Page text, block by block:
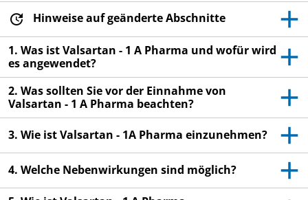
Wenn Sie weitere Fragen haben, wenden Sie sich
Dieses Arzneimittel wurde Ihnen persönlich
verschrieben. Geben Sie es nicht an Dritte weiter.
Es kann anderen Menschen schaden, auch wenn
diese die gleichen Beschwerden haben wie Sie.
Wenn Sie Nebenwirkungen bemerken, wenden Sie
sich an Ihren Arzt oder Apotheker. Dies gilt auch
Packungsbeilage angegeben sind. Siehe Abschnitt
4.
Hinweise auf geänderte Abschnitte
1. Was ist Valsartan - 1 A Pharma und wofür wird
es angewendet?
2. Was sollten Sie vor der Einnahme von
Valsartan - 1 A Pharma beachten?
3. Wie ist Valsartan - 1A Pharma einzunehmen?
4. Welche Nebenwirkungen sind möglich?